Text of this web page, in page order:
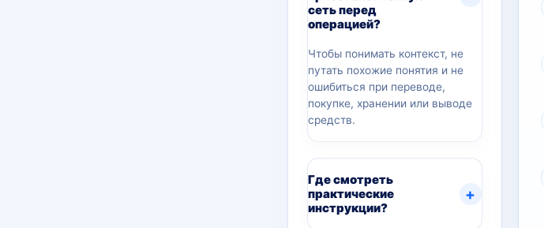
сеть перед
операцией?
Чтобы понимать контекст, не
путать похожие понятия и не
ошибиться при переводе,
покупке, хранении или выводе
средств.
Где смотреть
практические
инструкции?